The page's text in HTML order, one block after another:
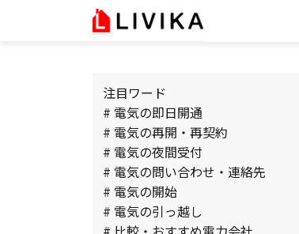
注目ワード
# 電気の即日開通
# 電気の再開・再契約
# 電気の夜間受付
# 電気の問い合わせ・連絡先
# 電気の開始
# 電気の引っ越し